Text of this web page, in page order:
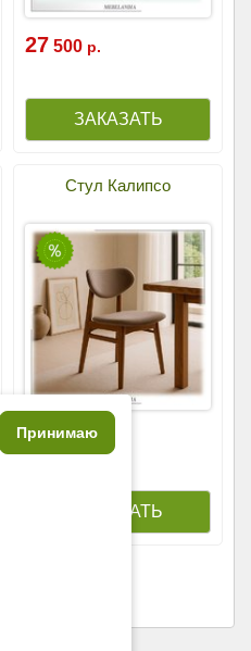
27 500 р.
Стул Калипсо
23 700р.
13
Принимаю